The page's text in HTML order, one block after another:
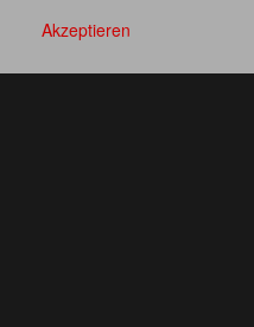
Akzeptieren